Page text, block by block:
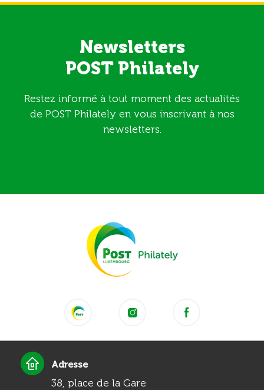
Newsletters
POST Philately
Restez informé à tout moment des actualités
de POST Philately en vous inscrivant à nos
newsletters.
Adresse
38, place de la Gare